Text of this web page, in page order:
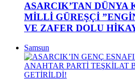
ASARCIK’TAN DÜNYA
MİLLİ GÜREŞÇİ
VE ZAFER DOLU
Samsun